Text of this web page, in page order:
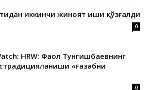
иккинчи жиноят иши қўзғалди
0
HRW: Фаол Тунгишбаевнинг
«ғазабни
0